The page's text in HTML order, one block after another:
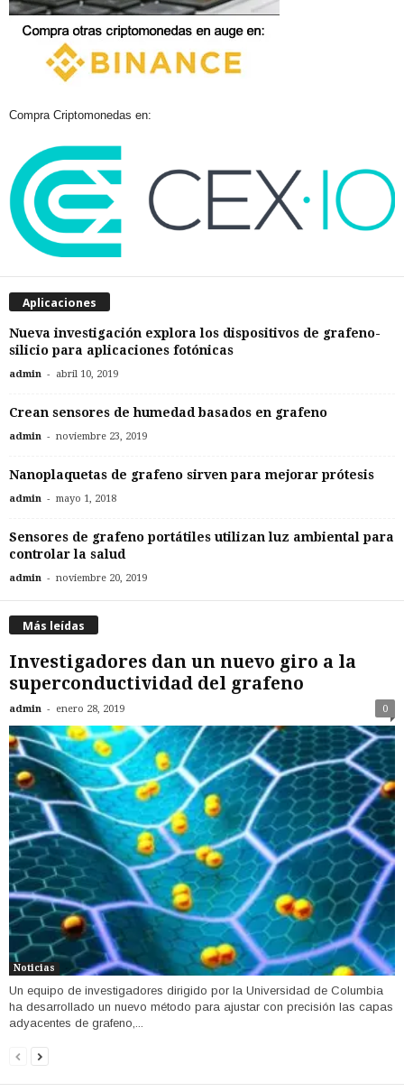
Compra Criptomonedas en:
Aplicaciones
Nueva investigación explora los dispositivos de grafeno-
silicio para aplicaciones fotónicas
admin - abril 10, 2019
Crean sensores de humedad basados en grafeno
admin - noviembre 23, 2019
Nanoplaquetas de grafeno sirven para mejorar prótesis
admin - mayo 1, 2018
Sensores de grafeno portátiles utilizan luz ambiental para
controlar la salud
admin - noviembre 20, 2019
Más leídas
Investigadores dan un nuevo giro a la
superconductividad del grafeno
admin - enero 28, 2019 0
Noticias
Un equipo de investigadores dirigido por la Universidad de Columbia
ha desarrollado un nuevo método para ajustar con precisión las capas
adyacentes de grafeno,...